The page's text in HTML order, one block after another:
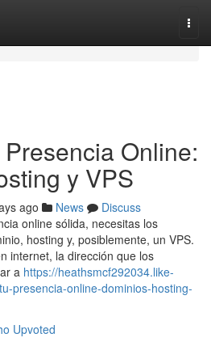
Online:
y VPS
ago News
Discuss
online sólida, necesitas los
hosting y, posiblemente, un VPS.
internet, la dirección que los
a https://heathsmcf292034.like-
presencia-online-dominios-hosting-
Upvoted